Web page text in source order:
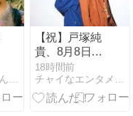
【祝】戸塚純
貴、8月8日に
結婚発表！渡
邊圭祐との2
人芝居にも挑
18時間前